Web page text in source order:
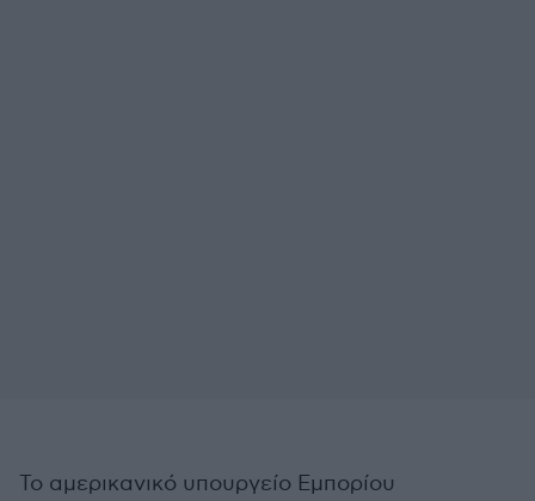
Το αμερικανικό υπουργείο Εμπορίου